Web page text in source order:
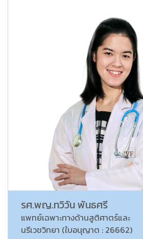
รศ.พญ.ทวิวัน พันธศรี
แพทย์เฉพาะทางด้านสูติศาตร์และ
นรีเวชวิทยา (ใบอนุญาต : 26662)